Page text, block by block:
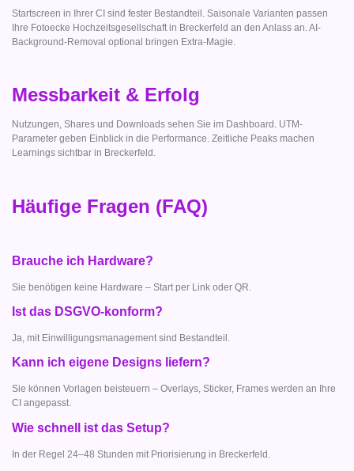
Startscreen in Ihrer CI sind fester Bestandteil. Saisonale Varianten passen
Ihre Fotoecke Hochzeitsgesellschaft in Breckerfeld an den Anlass an. AI-
Background-Removal optional bringen Extra-Magie.
Messbarkeit & Erfolg
Nutzungen, Shares und Downloads sehen Sie im Dashboard. UTM-
Parameter geben Einblick in die Performance. Zeitliche Peaks machen
Learnings sichtbar in Breckerfeld.
Häufige Fragen (FAQ)
Brauche ich Hardware?
Sie benötigen keine Hardware – Start per Link oder QR.
Ist das DSGVO-konform?
Ja, mit Einwilligungsmanagement sind Bestandteil.
Kann ich eigene Designs liefern?
Sie können Vorlagen beisteuern – Overlays, Sticker, Frames werden an Ihre
CI angepasst.
Wie schnell ist das Setup?
In der Regel 24–48 Stunden mit Priorisierung in Breckerfeld.